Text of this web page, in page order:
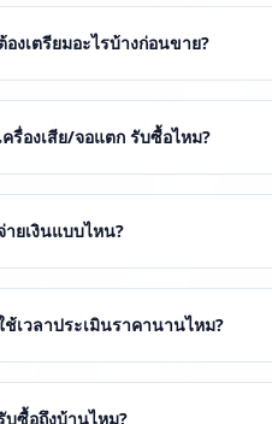
องเตรียมอะไรบ้างก่อนขาย?
ครื่องเสีย/จอแตก รับซื้อไหม?
ายเงินแบบไหน?
ช้เวลาประเมินราคานานไหม?
บซื้อถึงบ้านไหม?